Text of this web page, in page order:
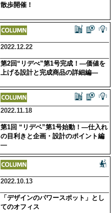
散歩開催！
2022.12.22
第2回“リデべ”第1号完成！―価値を
上げる設計と完成商品の詳細編―
2022.11.18
第1回 “リデベ”第1号始動！―仕入れ
の目利きと企画・設計のポイント編
―
2022.10.13
「デザインのパワースポット」とし
てのオフィス